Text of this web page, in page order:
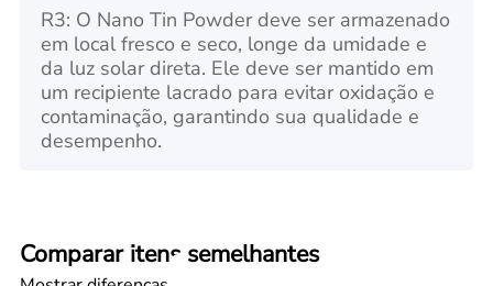
R3: O Nano Tin Powder deve ser armazenado
em local fresco e seco, longe da umidade e
da luz solar direta. Ele deve ser mantido em
um recipiente lacrado para evitar oxidação e
contaminação, garantindo sua qualidade e
desempenho.
Comparar itens semelhantes